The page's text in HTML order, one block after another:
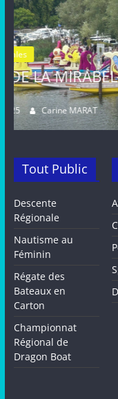
le
Activités
FETE
août,
16
Tout Public
Descente
Régionale
Nautisme au
Féminin
Régate des
Bateaux en
Carton
Championnat
Régional de
Dragon Boat